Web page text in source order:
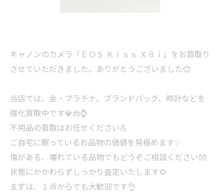
キャノンのカメラ「ＥＯＳ Ｋｉｓｓ Ｘ８ｉ」をお買取り
させていただきました。ありがとうございました😊
当店では、金・プラチナ、ブランドバッグ、時計などを
強化買取中です💎👜⌚
不用品の買取はお任せください💪
ご自宅に眠っているお品物の価値を見極めます✨
傷がある、壊れている品物でもどうぞご相談ください👐
状態にかかわらずしっかり査定いたします🌻
まずは、１点からでも大歓迎です👌